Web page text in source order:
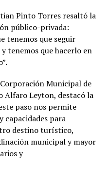
Pinto Torres resaltó la
público-privada:
tenemos que seguir
tenemos que hacerlo en
Municipal de
Alfaro Leyton, destacó la
paso nos permite
capacidades para
destino turístico,
municipal y mayor
y